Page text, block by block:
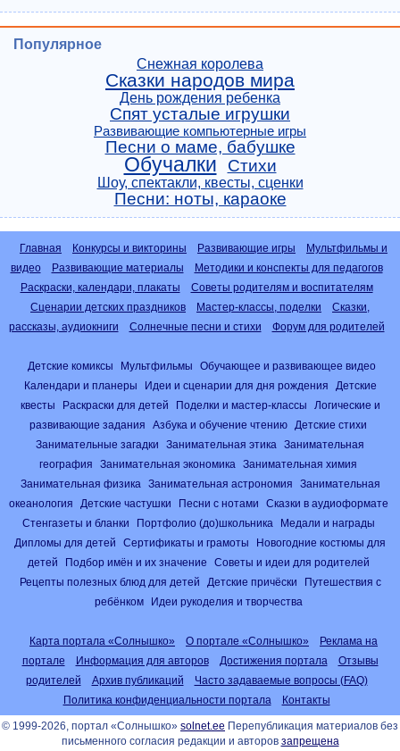
Популярное
Снежная королева
Сказки народов мира
День рождения ребенка
Спят усталые игрушки
Развивающие компьютерные игры
Песни о маме, бабушке
Обучалки Стихи
Шоу, спектакли, квесты, сценки
Песни: ноты, караоке
Главная Конкурсы и викторины Развивающие игры
Мультфильмы и
видео
Развивающие материалы
Методики и конспекты для педагогов
Раскраски, календари, плакаты
Советы родителям и воспитателям
Сценарии детских праздников
Мастер-классы, поделки
Сказки,
рассказы, аудиокниги
Солнечные песни и стихи Форум для родителей
Детские комиксы Мультфильмы
Обучающее и развивающее видео
Календари и планеры
Идеи и сценарии для дня рождения
Детские
квесты
Раскраски для детей Поделки и мастер-классы
Логические и
развивающие задания
Азбука и обучение чтению
Детские стихи
Занимательные загадки
Занимательная этика
Занимательная
география
Занимательная экономика
Занимательная химия
Занимательная физика
Занимательная астрономия
Занимательная
океанология
Детские частушки Песни с нотами
Сказки в аудиоформате
Стенгазеты и бланки
Портфолио (до)школьника
Медали и награды
Дипломы для детей
Сертификаты и грамоты
Новогодние костюмы для
детей
Подбор имён и их значение
Советы и идеи для родителей
Рецепты полезных блюд для детей
Детские причёски
Путешествия с
ребёнком
Идеи рукоделия и творчества
Карта портала «Солнышко» О портале «Солнышко»
Реклама на
портале
Информация для авторов Достижения портала
Отзывы
родителей
Архив публикаций
Часто задаваемые вопросы (FAQ)
Политика конфиденциальности портала
Контакты
© 1999-2026, портал «Солнышко» solnet.ee Перепубликация материалов без
письменного согласия редакции и авторов запрещена